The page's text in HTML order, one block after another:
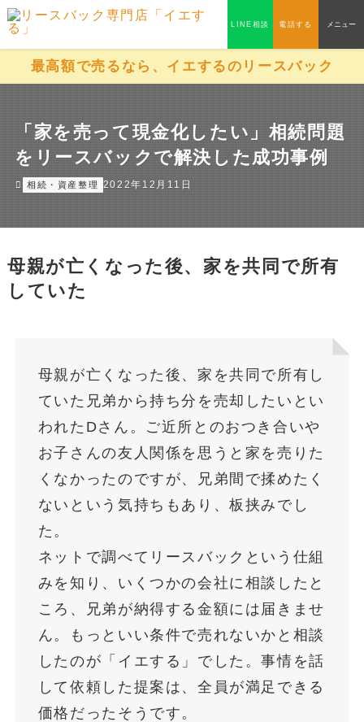
LINE相談 電話する メニュー
最高額で売るなら、イエするのリースバック
「家を売って現金化したい」相続問題
をリースバックで解決した成功事例
相続・資産整理 2022年12月11日
母親が亡くなった後、家を共同で所有
していた
母親が亡くなった後、家を共同で所有し
ていた兄弟から持ち分を売却したいとい
われたDさん。ご近所とのおつき合いや
お子さんの友人関係を思うと家を売りた
くなかったのですが、兄弟間で揉めたく
ないという気持ちもあり、板挟みでし
た。
ネットで調べてリースバックという仕組
みを知り、いくつかの会社に相談したと
ころ、兄弟が納得する金額には届きませ
ん。もっといい条件で売れないかと相談
したのが「イエする」でした。事情を話
して依頼した提案は、全員が満足できる
価格だったそうです。